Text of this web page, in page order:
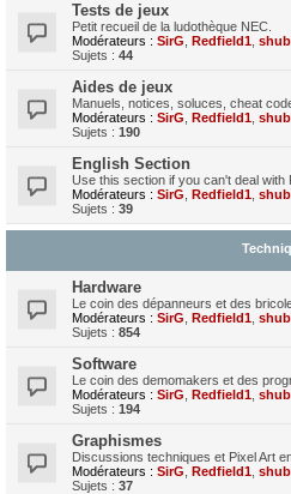
Tests de jeux
Petit recueil de la ludothèque NEC.
Modérateurs : SirG Redfield1
Sujets : 44
Aides de jeux
Manuels, notices, soluces, cheat
Modérateurs : SirG Redfield1
Sujets : 190
English Section
Use this section if you can't deal with
Modérateurs : SirG Redfield1
Sujets : 39
Hardware
Le coin des dépanneurs et des
Modérateurs : SirG Redfield1
Sujets : 854
Software
Le coin des demomakers et des
Modérateurs : SirG Redfield1
Sujets : 194
Graphismes
Discussions techniques et Pixel Art
Modérateurs : SirG Redfield1
Sujets : 37